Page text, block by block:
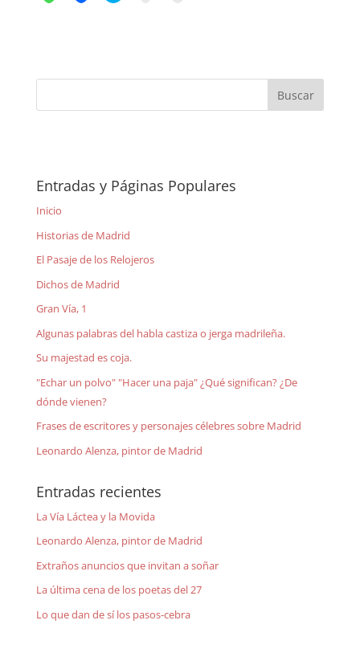
Entradas y Páginas Populares
Inicio
Historias de Madrid
El Pasaje de los Relojeros
Dichos de Madrid
Gran Vía, 1
Algunas palabras del habla castiza o jerga madrileña.
Su majestad es coja.
"Echar un polvo" "Hacer una paja" ¿Qué significan? ¿De
dónde vienen?
Frases de escritores y personajes célebres sobre Madrid
Leonardo Alenza, pintor de Madrid
Entradas recientes
La Vía Láctea y la Movida
Leonardo Alenza, pintor de Madrid
Extraños anuncios que invitan a soñar
La última cena de los poetas del 27
Lo que dan de sí los pasos-cebra